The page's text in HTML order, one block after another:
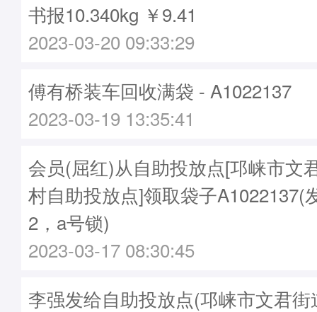
书报10.340kg ￥9.41
2023-03-20 09:33:29
傅有桥装车回收满袋 - A1022137
2023-03-19 13:35:41
会员(屈红)从自助投放点[邛崃市文
村自助投放点]领取袋子A1022137(
2，a号锁)
2023-03-17 08:30:45
李强发给自助投放点(邛崃市文君